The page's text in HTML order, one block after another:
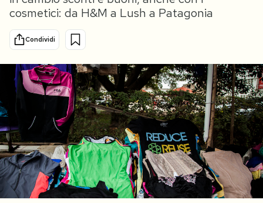
Scienza
Cultura
Economia
Sport
Media
Mondiali calcio 2026
PODCAST
NEWSLETTER
I MIEI PREFERITI
cosmetici: da H&M a Lush a Patagonia
Condividi